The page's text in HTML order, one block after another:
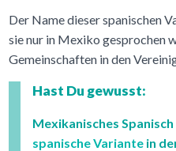
Der Name dieser spanischen
sie nur in Mexiko gesprochen
Gemeinschaften in den
Hast Du gewusst:
Mexikanisches
spanische Variantein